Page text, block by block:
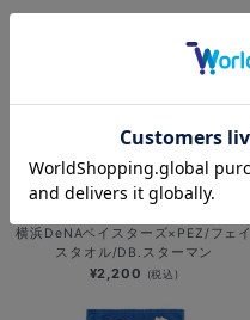
横浜DeNAベイスターズ×PEZ/フェイ
スタオル/DB.スターマン
¥2,200 (税込)